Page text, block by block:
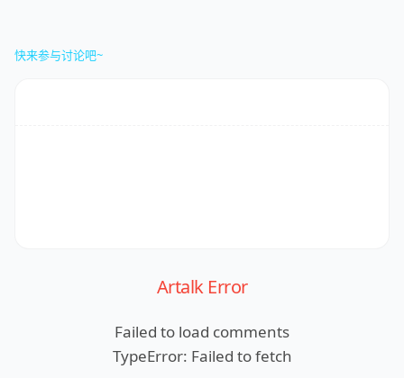
快来参与讨论吧~
Artalk Error
Failed to load comments
TypeError: Failed to fetch